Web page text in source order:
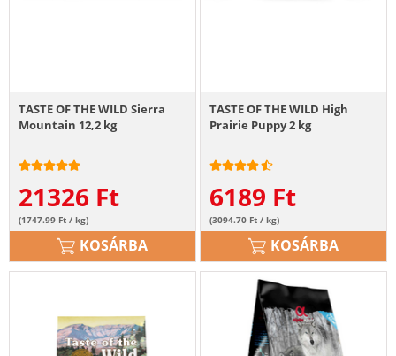
TASTE OF THE WILD Sierra
Mountain 12,2 kg
21326 Ft
(1747.99 Ft / kg)
KOSÁRBA
TASTE OF THE WILD High
Prairie Puppy 2 kg
6189 Ft
(3094.70 Ft / kg)
KOSÁRBA